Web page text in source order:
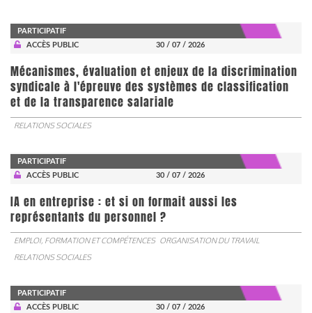
PARTICIPATIF
ACCÈS PUBLIC
30 / 07 / 2026
Mécanismes, évaluation et enjeux de la discrimination
syndicale à l'épreuve des systèmes de classification
et de la transparence salariale
RELATIONS SOCIALES
PARTICIPATIF
ACCÈS PUBLIC
30 / 07 / 2026
IA en entreprise : et si on formait aussi les
représentants du personnel ?
EMPLOI, FORMATION ET COMPÉTENCES ORGANISATION DU TRAVAIL
RELATIONS SOCIALES
PARTICIPATIF
ACCÈS PUBLIC
30 / 07 / 2026